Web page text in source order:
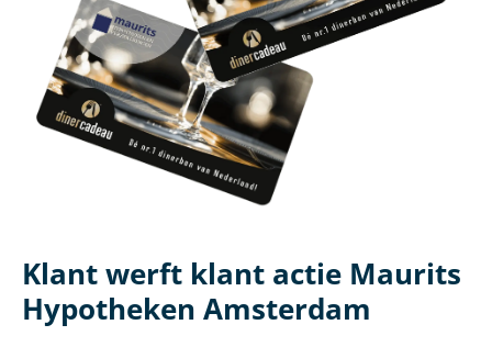
Klant werft klant actie Maurits
Hypotheken Amsterdam